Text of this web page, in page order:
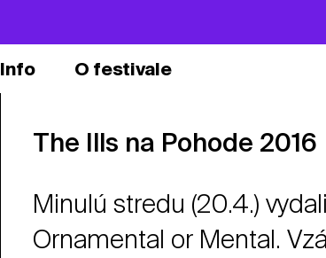
Info O festivale
The Ills na Pohode 2016
Minulú stredu (20.4.)
Ornamental or Mental.